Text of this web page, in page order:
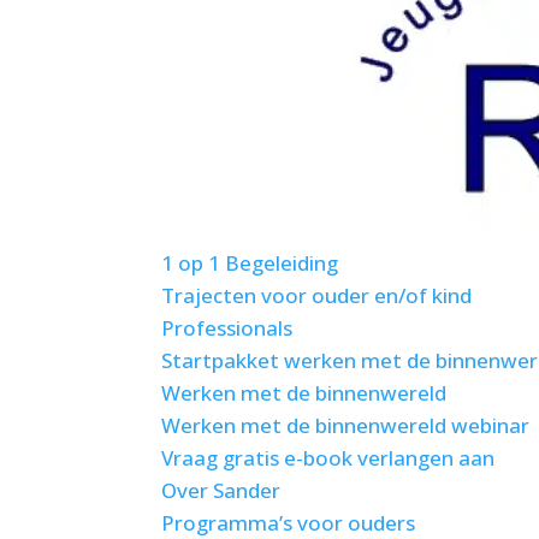
1 op 1 Begeleiding
Trajecten voor ouder en/of kind
Professionals
Startpakket werken met de
Werken met de binnenwereld
Werken met de binnenwereld webinar
Vraag gratis e-book verlangen aan
Over Sander
Programma’s voor ouders